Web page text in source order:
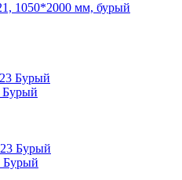
1050*2000 мм, бурый
Бурый
Бурый